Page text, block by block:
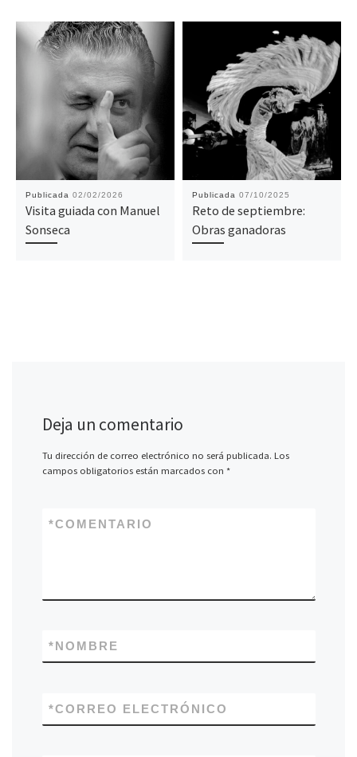
Publicada 02/02/2026
Visita guiada con Manuel
Sonseca
Publicada 07/10/2025
Reto de septiembre:
Obras ganadoras
Deja un comentario
Tu dirección de correo electrónico no será publicada. Los
campos obligatorios están marcados con *
COMENTARIO
*
NOMBRE
*
CORREO ELECTRÓNICO
*